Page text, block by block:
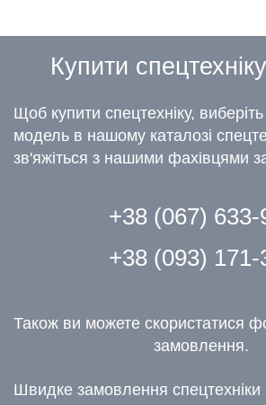
Купити
Щоб купити спецтехніку,
модель в нашому каталозі
зв'яжіться з нашими фахівцями
+38 (067) 633-
+38 (093) 171-
Також ви можете скористатися
замовлення.
Швидке замовлення спецтехніки